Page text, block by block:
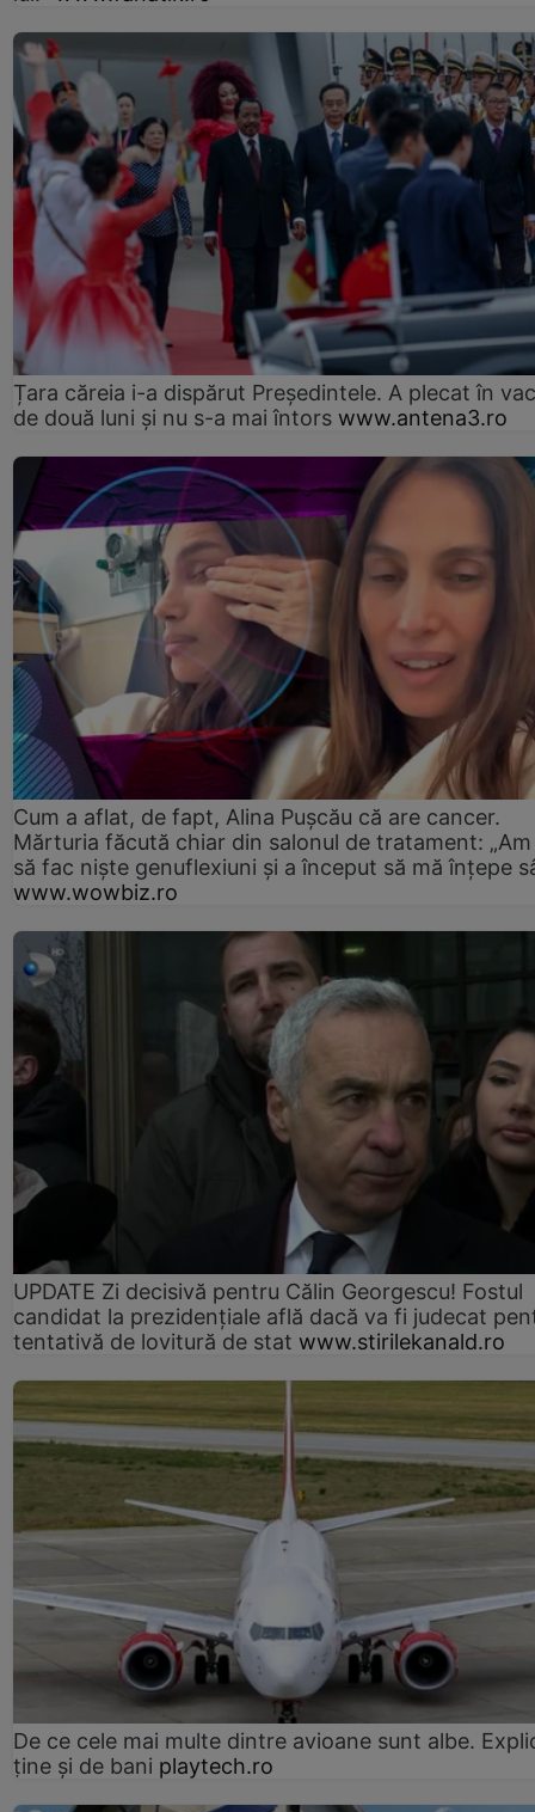
Țara căreia i-a dispărut Președintele. A plecat în
de două luni și nu s-a mai întors www.antena3.ro
Cum a aflat, de fapt, Alina Pușcău că are cancer.
Mărturia făcută chiar din salonul de tratament:
să fac niște genuflexiuni și a început să mă înțepe
www.wowbiz.ro
UPDATE Zi decisivă pentru Călin Georgescu! Fostul
candidat la prezidențiale află dacă va fi judecat
tentativă de lovitură de stat www.stirilekanald.ro
De ce cele mai multe dintre avioane sunt albe.
ține și de bani playtech.ro